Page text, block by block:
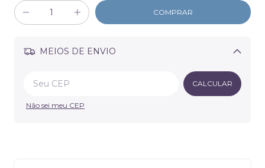
MEIOS DE ENVIO
Alterar CEP
CALCULAR
Não sei meu CEP